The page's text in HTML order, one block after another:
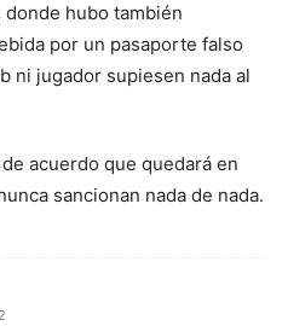
hubo también
por un pasaporte falso
ni jugador supiesen nada al
acuerdo que quedará en
sancionan nada de nada.